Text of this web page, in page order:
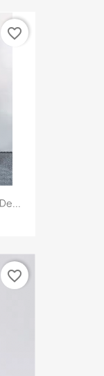
favorite_border
favorite_border